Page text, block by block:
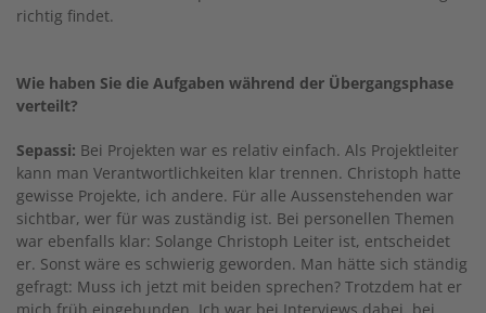
richtig findet.
Wie haben Sie die Aufgaben während der Übergangsphase
verteilt?
Sepassi: Bei Projekten war es relativ einfach. Als Projektleiter
kann man Verantwortlichkeiten klar trennen. Christoph hatte
gewisse Projekte, ich andere. Für alle Aussenstehenden war
sichtbar, wer für was zuständig ist. Bei personellen Themen
war ebenfalls klar: Solange Christoph Leiter ist, entscheidet
er. Sonst wäre es schwierig geworden. Man hätte sich ständig
gefragt: Muss ich jetzt mit beiden sprechen? Trotzdem hat er